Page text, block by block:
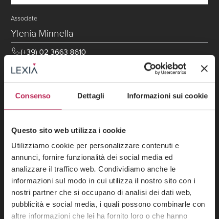
Consenso Dettagli Informazioni sui cookie
Questo sito web utilizza i cookie
Utilizziamo cookie per personalizzare contenuti e
annunci, fornire funzionalità dei social media ed
analizzare il traffico web. Condividiamo anche le
informazioni sul modo in cui utilizza il nostro sito con i
nostri partner che si occupano di analisi dei dati web,
pubblicità e social media, i quali possono combinarle con
altre informazioni che lei ha fornito loro o che hanno
Associate
Ylenia Minnella
(+39) 02 3663 8610
ylenia.minnella@lexia.it